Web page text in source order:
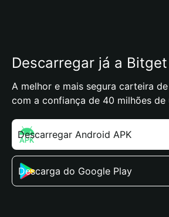
Descarregar já a
A melhor e mais segura carteira
com a confiança de 40 milhões de
Descarregar Android APK
Descarga do Google Play